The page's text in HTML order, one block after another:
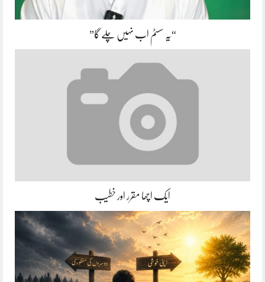
“یہ سسٹم اب نہیں چلے گا”
ایک اچھا مقرر اور خطیب